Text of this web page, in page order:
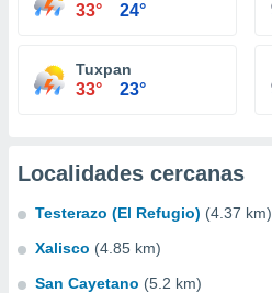
33° 24°
Tuxpan
33° 23°
Localidades cercanas
Testerazo (El Refugio) (4.37 km)
Xalisco (4.85 km)
San Cayetano (5.2 km)